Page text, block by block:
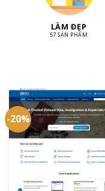
LÀM ĐẸP
57 SẢN PHẨM
-20%